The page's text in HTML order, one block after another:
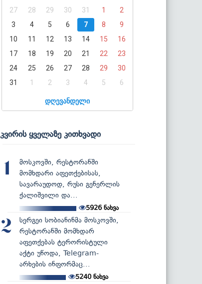
27
28 29 30 31 1
2
3
4 5 6 7 8
9
10
11 12 13 14 15
16
17
18 19 20 21 22
23
24
25 26 27 28 29
30
31
1 2 3 4 5 6
დღევანდელი
კვირის ყველაზე კითხვადი
1
მოსკოვში, რესტორანში
მომხდარი აფეთქებისას,
სავარაუდოდ, რუსი გენერლის
ქალიშვილი და...
5926ნახვა
2
სერგეი სობიანინმა მოსკოვში,
რესტორანში მომხდარ
აფეთქებას ტერორისტული
აქტი უწოდა, Telegram-
არხების ინფორმაც...
5240ნახვა